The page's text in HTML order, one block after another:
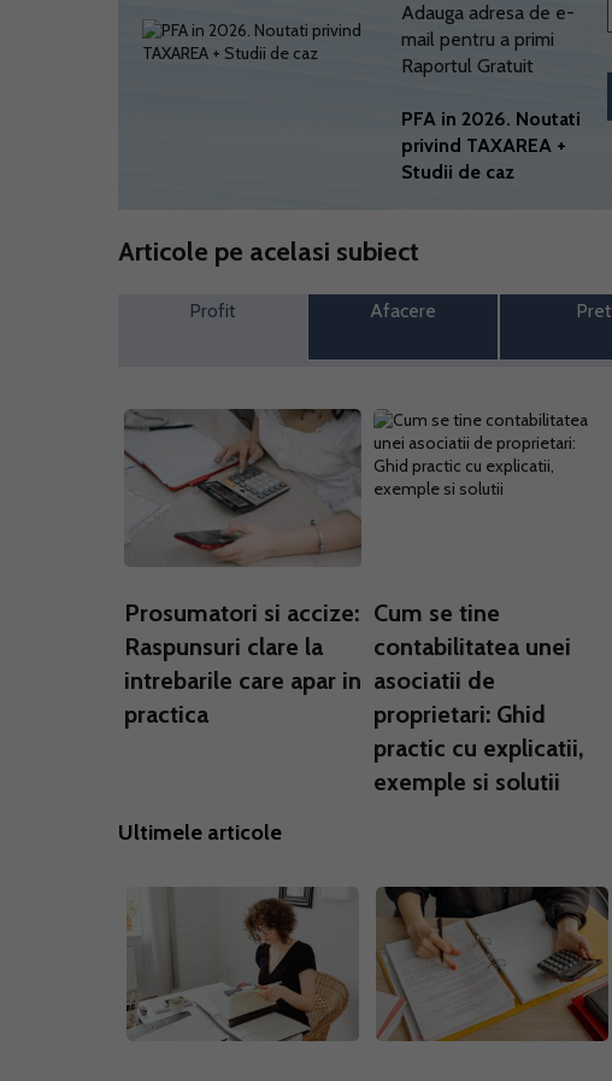
Adauga adresa de e-
mail pentru a primi
Raportul Gratuit
PFA in 2026. Noutati
privind TAXAREA +
Studii de caz
Articole pe acelasi subiect
Profit Afacere Pret
Prosumatori si accize:
Raspunsuri clare la
intrebarile care apar in
practica
Cum se tine
contabilitatea unei
asociatii de
proprietari: Ghid
practic cu explicatii,
exemple si solutii
Ultimele articole